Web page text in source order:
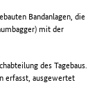
Bandanlagen, die
mit der
des Tagebaus.
erfasst, ausgewertet